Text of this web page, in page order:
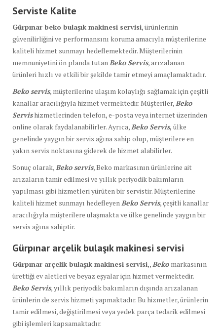
Serviste Kalite
Gürpınar beko bulaşık makinesi servisi, ürünlerinin
güvenilirliğini ve performansını koruma amacıyla müşterilerine
kaliteli hizmet sunmayı hedeflemektedir. Müşterilerinin
memnuniyetini ön planda tutan Beko Servis, arızalanan
ürünleri hızlı ve etkili bir şekilde tamir etmeyi amaçlamaktadır.
Beko servis, müşterilerine ulaşım kolaylığı sağlamak için çeşitli
kanallar aracılığıyla hizmet vermektedir. Müşteriler, Beko
Servishizmetlerinden telefon, e-posta veya internet üzerinden
online olarak faydalanabilirler. Ayrıca, Beko Servis, ülke
genelinde yaygın bir servis ağına sahip olup, müşterilere en
yakın servis noktasına giderek de hizmet alabilirler.
Sonuç olarak, Beko servis, Beko markasının ürünlerine ait
arızaların tamir edilmesi ve yıllık periyodik bakımların
yapılması gibi hizmetleri yürüten bir servistir. Müşterilerine
kaliteli hizmet sunmayı hedefleyen Beko Servis, çeşitli kanallar
aracılığıyla müşterilere ulaşmakta ve ülke genelinde yaygın bir
servis ağına sahiptir.
Gürpınar arçelik bulaşık makinesi servisi
Gürpınar arçelik bulaşık makinesi servisi,, Beko markasının
ürettiği ev aletleri ve beyaz eşyalar için hizmet vermektedir.
Beko Servis, yıllık periyodik bakımların dışında arızalanan
ürünlerin de servis hizmeti yapmaktadır. Bu hizmetler, ürünlerin
tamir edilmesi, değiştirilmesi veya yedek parça tedarik edilmesi
gibi işlemleri kapsamaktadır.